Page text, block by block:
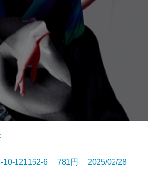
10-121162-6 781円 2025/02/28